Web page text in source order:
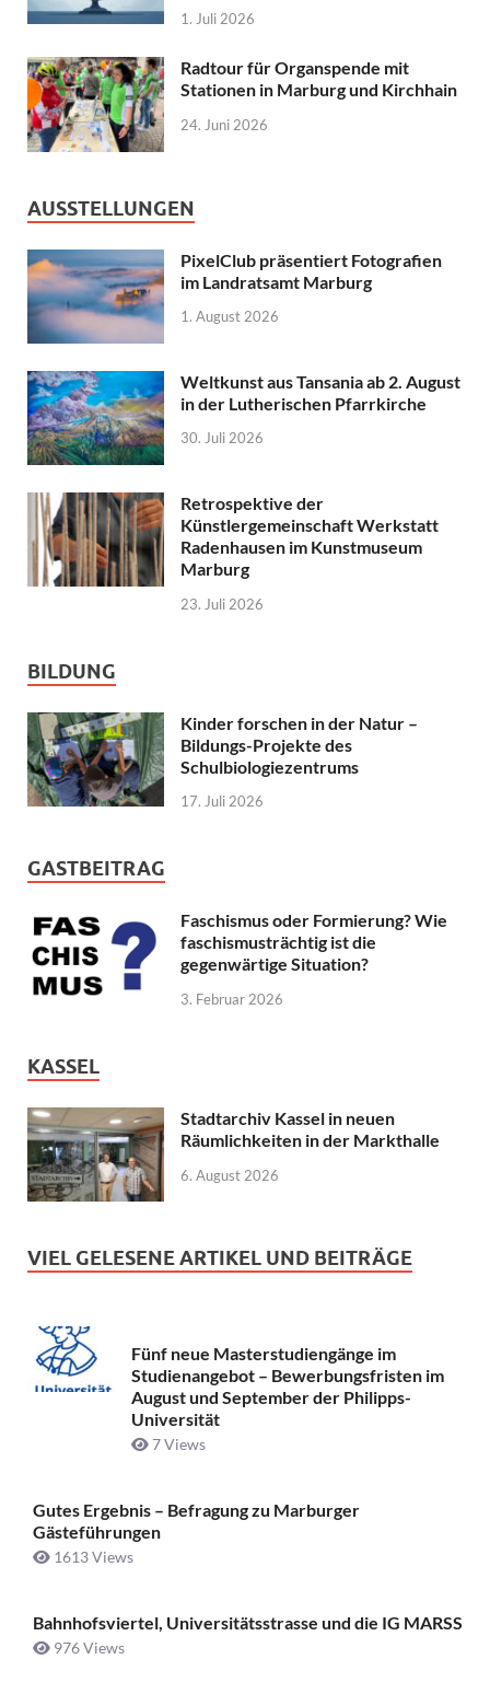
1. Juli 2026
Radtour für Organspende mit
Stationen in Marburg und Kirchhain
24. Juni 2026
AUSSTELLUNGEN
PixelClub präsentiert Fotografien
im Landratsamt Marburg
1. August 2026
Weltkunst aus Tansania ab 2. August
in der Lutherischen Pfarrkirche
30. Juli 2026
Retrospektive der
Künstlergemeinschaft Werkstatt
Radenhausen im Kunstmuseum
Marburg
23. Juli 2026
BILDUNG
Kinder forschen in der Natur –
Bildungs-Projekte des
Schulbiologiezentrums
17. Juli 2026
GASTBEITRAG
Faschismus oder Formierung? Wie
faschismusträchtig ist die
gegenwärtige Situation?
3. Februar 2026
KASSEL
Stadtarchiv Kassel in neuen
Räumlichkeiten in der Markthalle
6. August 2026
VIEL GELESENE ARTIKEL UND BEITRÄGE
Fünf neue Masterstudiengänge im
Studienangebot – Bewerbungsfristen im
August und September der Philipps-
Universität
7 Views
Gutes Ergebnis – Befragung zu Marburger
Gästeführungen
1613 Views
Bahnhofsviertel, Universitätsstrasse und die IG MARSS
976 Views